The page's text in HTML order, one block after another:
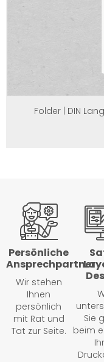
Folder | DIN
Persönliche
Ansprechpartner
Wir stehen
Ihnen
persönlich
mit Rat und
Tat zur Seite.
Sie
beim